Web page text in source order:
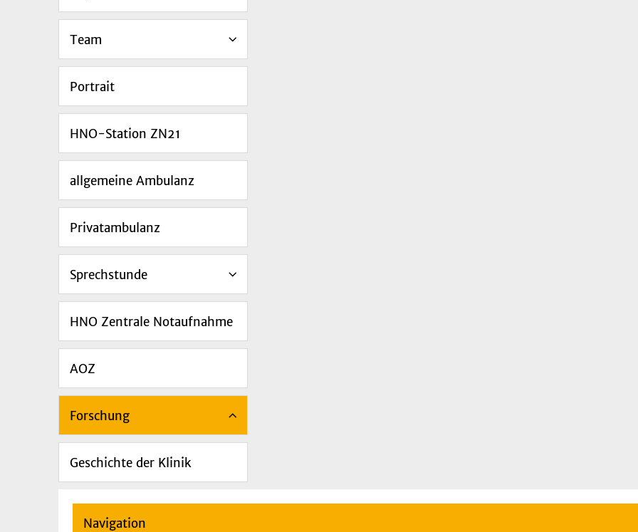
Team
Portrait
HNO-Station ZN21
allgemeine Ambulanz
Privatambulanz
Sprechstunde
HNO Zentrale Notaufnahme
AOZ
Forschung
Geschichte der Klinik
Navigation